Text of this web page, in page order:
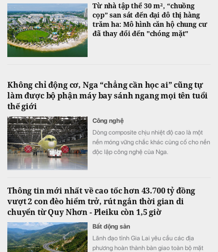
Từ nhà tập thể 30 m², “chuồng
cọp” san sát đến đại đô thị hàng
trăm ha: Mô hình căn hộ chung cư
đã thay đổi đến "chóng mặt"
Không chỉ động cơ, Nga “chẳng cần học ai” cũng tự
làm được bộ phận máy bay sánh ngang mọi tên tuổi
thế giới
Công nghệ
Dòng composite chịu nhiệt độ cao là một
nền móng vững chắc khác củng cố cho nền
độc lập công nghệ của Nga.
Thông tin mới nhất về cao tốc hơn 43.700 tỷ đồng
vượt 2 con đèo hiểm trở, rút ngắn thời gian di
chuyển từ Quy Nhơn - Pleiku còn 1,5 giờ
Bất động sản
Lãnh đạo tỉnh Gia Lai yêu cầu các địa
phương hoàn thành bàn giao toàn bộ mặt